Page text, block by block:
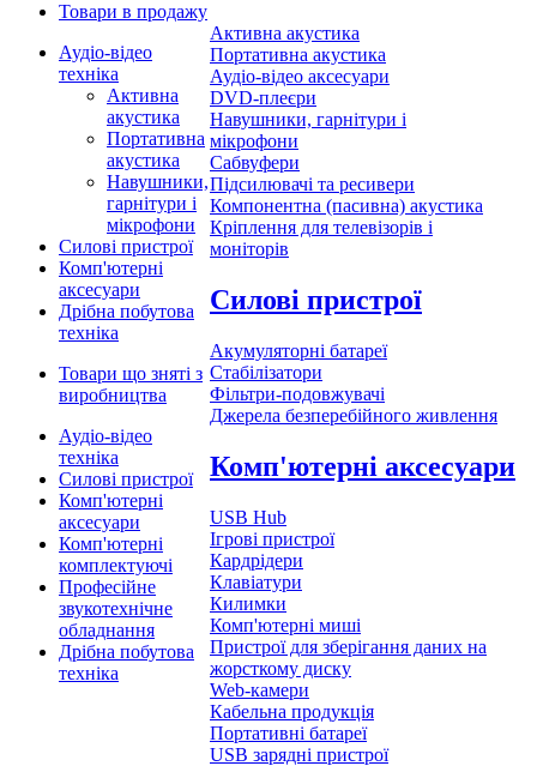
Товари в продажу
Аудіо-відео
техніка
Активна
акустика
Портативна
акустика
Навушники,
гарнітури і
мікрофони
Силові пристрої
Комп'ютерні
аксесуари
Дрібна побутова
техніка
Товари що зняті з
виробництва
Аудіо-відео
техніка
Силові пристрої
Комп'ютерні
аксесуари
Комп'ютерні
комплектуючі
Професійне
звукотехнічне
обладнання
Дрібна побутова
техніка
Активна акустика
Портативна акустика
Аудіо-відео аксесуари
DVD-плеєри
Навушники, гарнітури і
мікрофони
Сабвуфери
Підсилювачі та ресивери
Компонентна (пасивна) акустика
Кріплення для телевізорів і
моніторів
Силові пристрої
Акумуляторні батареї
Стабілізатори
Фільтри-подовжувачі
Джерела безперебійного живлення
Комп'ютерні аксесуари
USB Hub
Ігрові пристрої
Кардрідери
Клавіатури
Килимки
Комп'ютерні миші
Пристрої для зберігання даних на
жорсткому диску
Web-камери
Кабельна продукція
Портативні батареї
USB зарядні пристрої